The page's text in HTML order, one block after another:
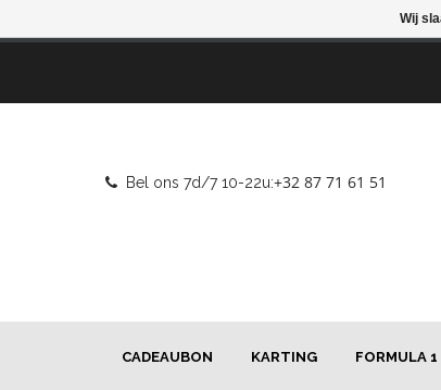
Bel ons 7d/7 10-22u:+32 87 71 61 51
CADEAUBON KARTING FORMULA 1
Wij